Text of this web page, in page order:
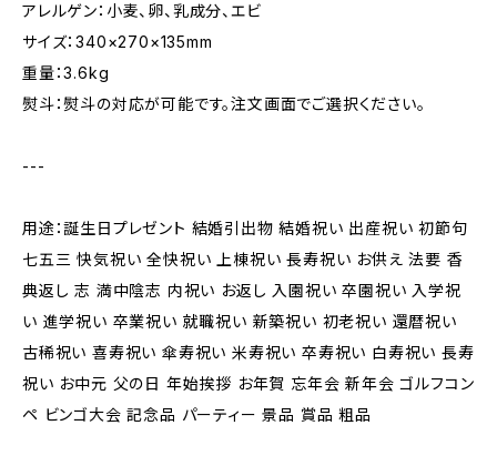
アレルゲン：小麦、卵、乳成分、エビ
サイズ：340×270×135mm
重量：3.6kg
熨斗：熨斗の対応が可能です。注文画面でご選択ください。
---
用途：誕生日プレゼント 結婚引出物 結婚祝い 出産祝い 初節句
七五三 快気祝い 全快祝い 上棟祝い 長寿祝い お供え 法要 香
典返し 志 満中陰志 内祝い お返し 入園祝い 卒園祝い 入学祝
い 進学祝い 卒業祝い 就職祝い 新築祝い 初老祝い 還暦祝い
古稀祝い 喜寿祝い 傘寿祝い 米寿祝い 卒寿祝い 白寿祝い 長寿
祝い お中元 父の日 年始挨拶 お年賀 忘年会 新年会 ゴルフコン
ペ ビンゴ大会 記念品 パーティー 景品 賞品 粗品